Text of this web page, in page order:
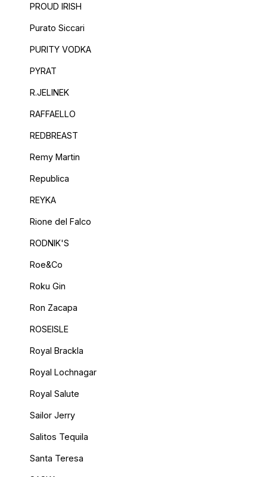
PROUD IRISH
Purato Siccari
PURITY VODKA
PYRAT
R.JELINEK
RAFFAELLO
REDBREAST
Remy Martin
Republica
REYKA
Rione del Falco
RODNIK'S
Roe&Co
Roku Gin
Ron Zacapa
ROSEISLE
Royal Brackla
Royal Lochnagar
Royal Salute
Sailor Jerry
Salitos Tequila
Santa Teresa